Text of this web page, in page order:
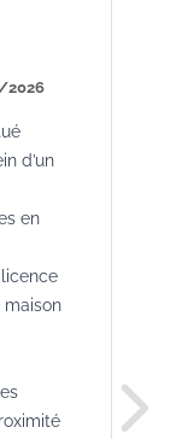
2026
d’un
en
licence
maison